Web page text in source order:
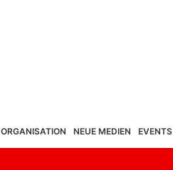
ORGANISATION NEUE MEDIEN EVENTS